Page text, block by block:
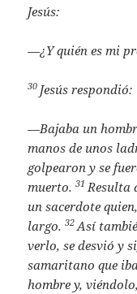
Jesús:
—¿Y quién es mi
30 Jesús respondió:
—Bajaba un
manos de unos
golpearon y se
muerto. 31 Resulta
un sacerdote
largo. 32 Así
verlo, se desvió y
samaritano que
hombre y,